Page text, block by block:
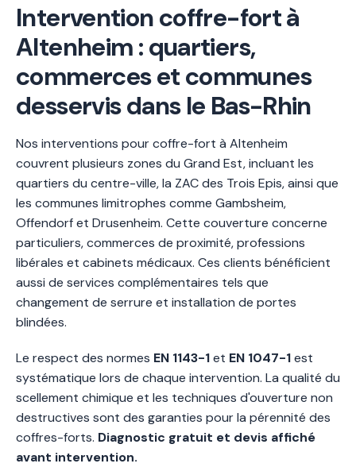
Intervention coffre-fort à
Altenheim : quartiers,
commerces et communes
desservis dans le Bas-Rhin
Nos interventions pour coffre-fort à Altenheim
couvrent plusieurs zones du Grand Est, incluant les
quartiers du centre-ville, la ZAC des Trois Epis, ainsi que
les communes limitrophes comme Gambsheim,
Offendorf et Drusenheim. Cette couverture concerne
particuliers, commerces de proximité, professions
libérales et cabinets médicaux. Ces clients bénéficient
aussi de services complémentaires tels que
changement de serrure et installation de portes
blindées.
Le respect des normes EN 1143-1et EN 1047-1est
systématique lors de chaque intervention. La qualité du
scellement chimique et les techniques d'ouverture non
destructives sont des garanties pour la pérennité des
coffres-forts. Diagnostic gratuit et devis affiché
avant intervention.